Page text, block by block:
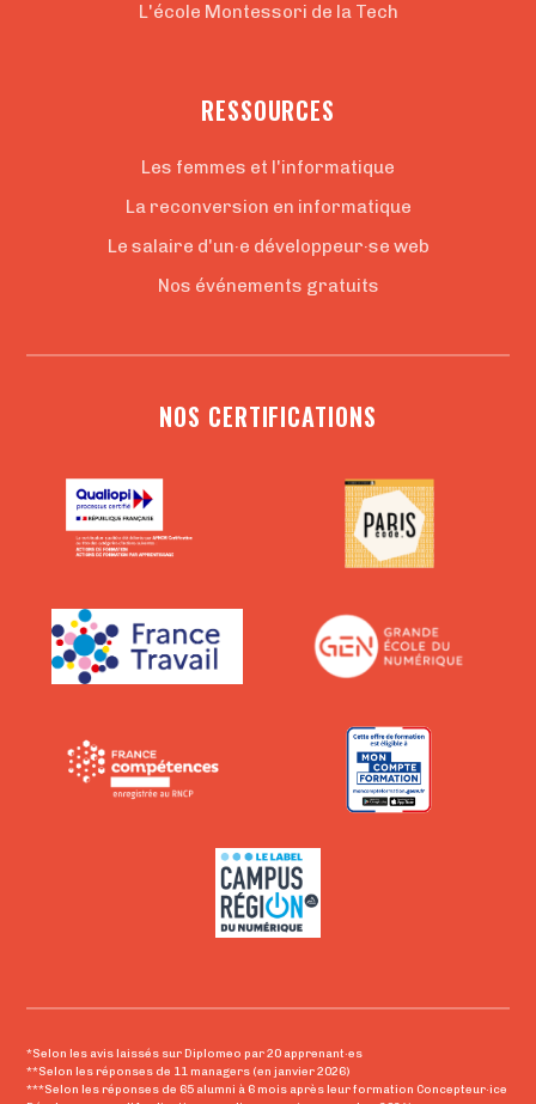
L'école Montessori de la Tech
RESSOURCES
Les femmes et l'informatique
La reconversion en informatique
Le salaire d'un·e développeur·se web
Nos événements gratuits
NOS CERTIFICATIONS
*Selon les avis laissés sur Diplomeo par 20 apprenant·es
**Selon les réponses de 11 managers (en janvier 2026)
***Selon les réponses de 65 alumni à 6 mois après leur formation Concepteur·ice